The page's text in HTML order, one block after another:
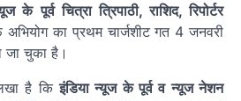
पूर्व चित्रा त्रिपाठी, राशिद, रिपोर्टर
अभियोग का प्रथम चार्जशीट गत 4 जनवरी
जा चुका है।
है किइंडिया न्यूज के पूर्व व न्यूज नेशन